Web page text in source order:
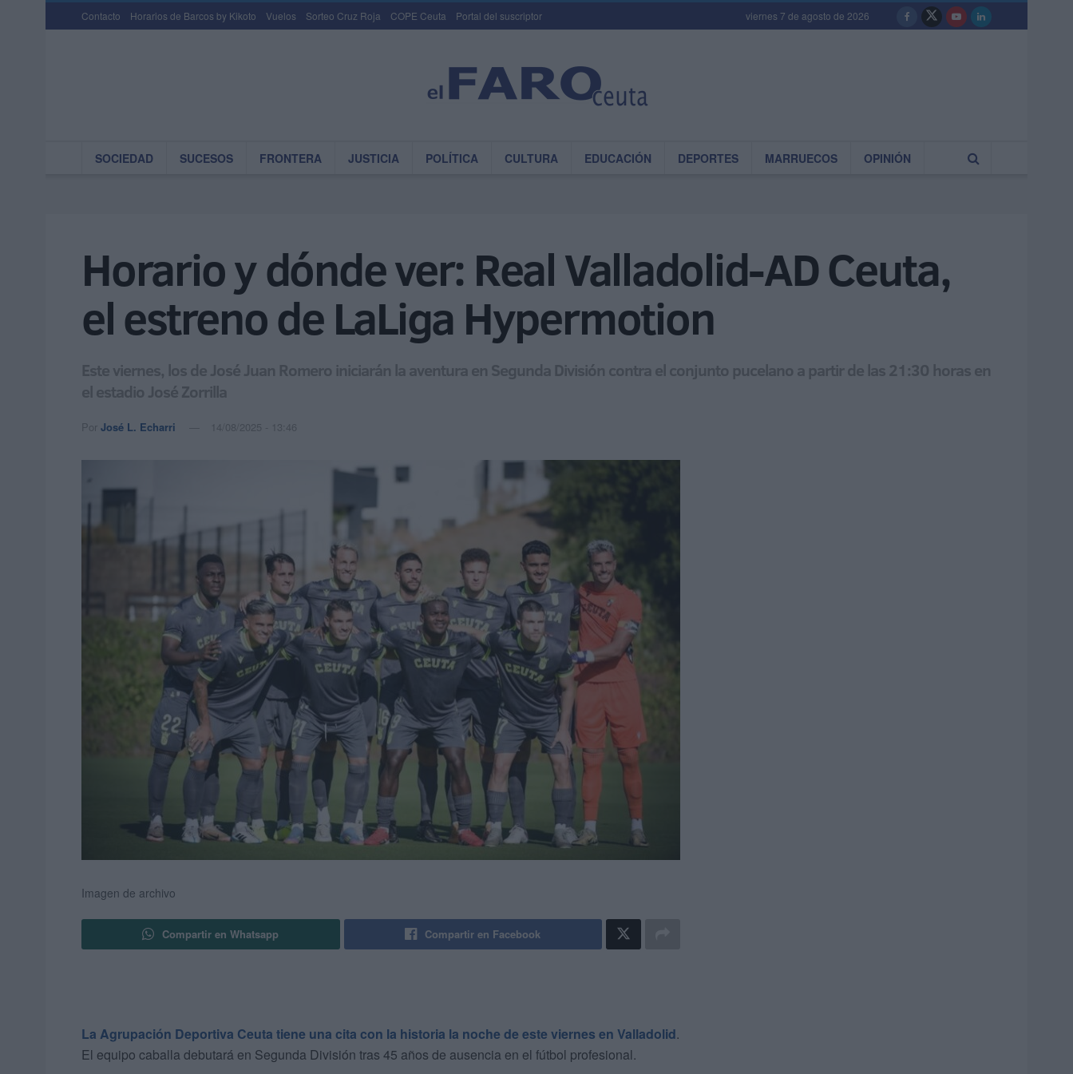
Contacto Horarios de Barcos by Kikoto Vuelos Sorteo Cruz Roja COPE Ceuta Portal del suscriptor viernes 7 de agosto de 2026
SOCIEDAD SUCESOS FRONTERA JUSTICIA POLÍTICA CULTURA EDUCACIÓN DEPORTES MARRUECOS OPINIÓN
Horario y dónde ver: Real Valladolid-AD Ceuta,
el estreno de LaLiga Hypermotion
Este viernes, los de José Juan Romero iniciarán la aventura en Segunda División contra el conjunto pucelano a partir de las 21:30 horas en
el estadio José Zorrilla
Por José L. Echarri 14/08/2025 - 13:46
Imagen de archivo
Compartir en Whatsapp Compartir en Facebook
La Agrupación Deportiva Ceuta tiene una cita con la historia la noche de este viernes en Valladolid.
El equipo caballa debutará en Segunda División tras 45 años de ausencia en el fútbol profesional.